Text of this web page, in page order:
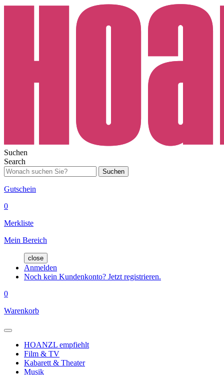
Suchen
Search
Suchen
Gutschein
0
Merkliste
Mein Bereich
close
Anmelden
Noch kein Kundenkonto? Jetzt registrieren.
0
Warenkorb
HOANZL empfiehlt
Film & TV
Kabarett & Theater
Musik